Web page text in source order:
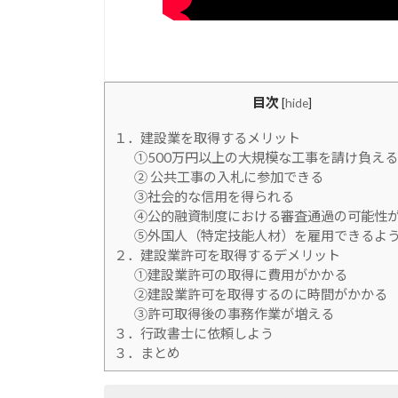
目次 [hide]
１．建設業を取得するメリット
①500万円以上の大規模な工事を請け負える
② 公共工事の入札に参加できる
③社会的な信用を得られる
④公的融資制度における審査通過の可能性
⑤外国人（特定技能人材）を雇用できるよ
２．建設業許可を取得するデメリット
①建設業許可の取得に費用がかかる
②建設業許可を取得するのに時間がかかる
③許可取得後の事務作業が増える
３．行政書士に依頼しよう
３．まとめ